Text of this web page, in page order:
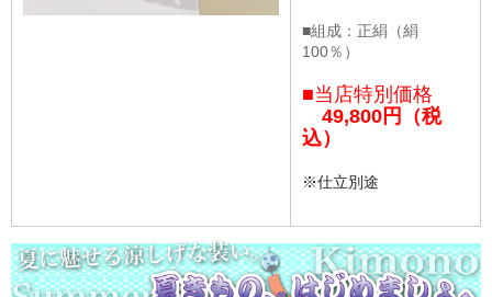
■組成：正絹（絹
100％）
■当店特別価格
49,800円（税
込）
※仕立別途